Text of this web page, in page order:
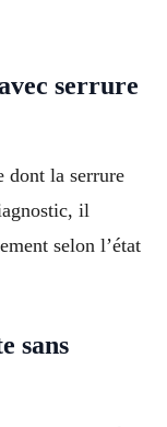
serrure
dont la serrure
il
selon l’état
sans